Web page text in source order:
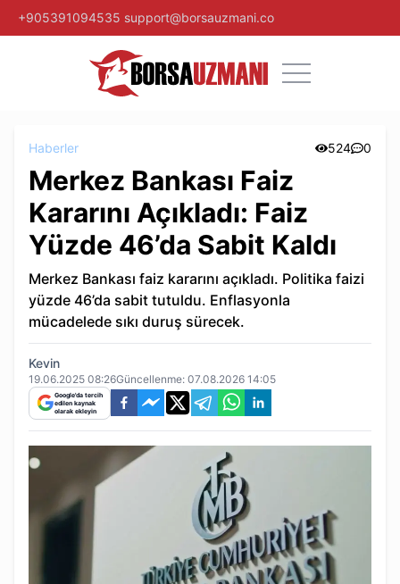
+905391094535 support@borsauzmani.co
Haberler 524 0
Merkez Bankası Faiz
Kararını Açıkladı: Faiz
Yüzde 46’da Sabit Kaldı
Merkez Bankası faiz kararını açıkladı. Politika faizi
yüzde 46’da sabit tutuldu. Enflasyonla
mücadelede sıkı duruş sürecek.
Kevin
19.06.2025 08:26Güncellenme: 07.08.2026 14:05
Google'da tercih
edilen kaynak
olarak ekleyin